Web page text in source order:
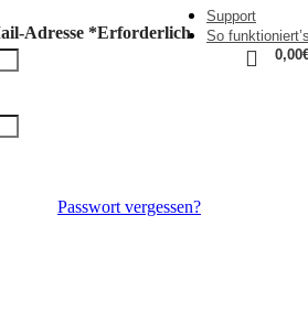
Support
So
Adresse *Erforderlich
Passwort vergessen?
0,00